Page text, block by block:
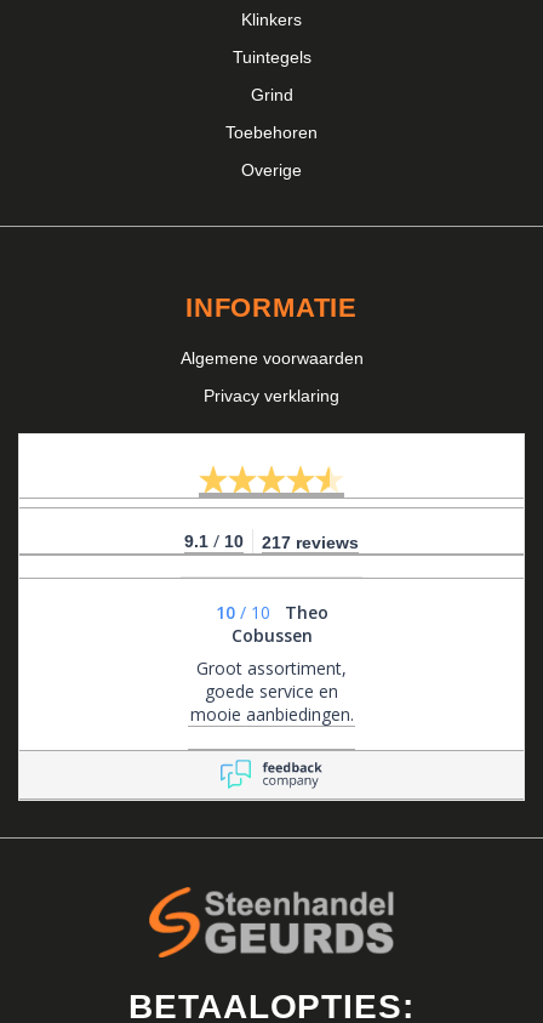
Klinkers
Tuintegels
Grind
Toebehoren
Overige
INFORMATIE
Algemene voorwaarden
Privacy verklaring
9.1 / 10 217 reviews
10 / 10
Theo
Cobussen
Groot assortiment,
goede service en
mooie aanbiedingen.
BETAALOPTIES: